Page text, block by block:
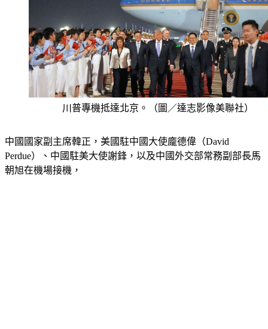
中國國家副主席韓正，美國駐中國大使龐德偉（David
Perdue）、中國駐美大使謝鋒，以及中國外交部常務副部長馬